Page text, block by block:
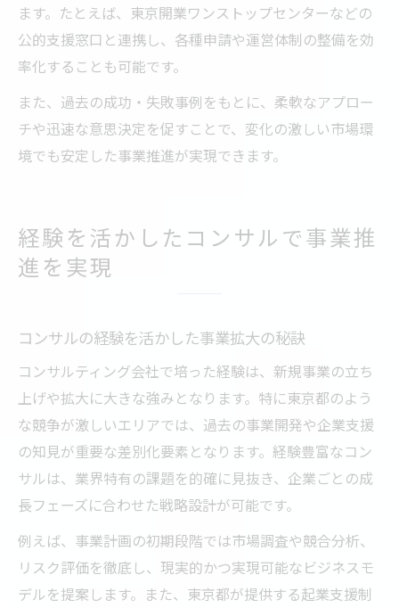
ます。たとえば、東京開業ワンストップセンターなどの
公的支援窓口と連携し、各種申請や運営体制の整備を効
率化することも可能です。
また、過去の成功・失敗事例をもとに、柔軟なアプロー
チや迅速な意思決定を促すことで、変化の激しい市場環
境でも安定した事業推進が実現できます。
経験を活かしたコンサルで事業推
進を実現
コンサルの経験を活かした事業拡大の秘訣
コンサルティング会社で培った経験は、新規事業の立ち
上げや拡大に大きな強みとなります。特に東京都のよう
な競争が激しいエリアでは、過去の事業開発や企業支援
の知見が重要な差別化要素となります。経験豊富なコン
サルは、業界特有の課題を的確に見抜き、企業ごとの成
長フェーズに合わせた戦略設計が可能です。
例えば、事業計画の初期段階では市場調査や競合分析、
リスク評価を徹底し、現実的かつ実現可能なビジネスモ
デルを提案します。また、東京都が提供する起業支援制